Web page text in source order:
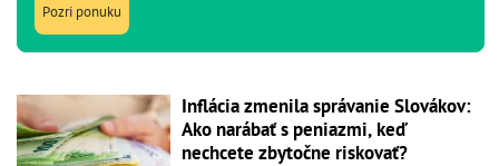
Pozri ponuku
Inflácia zmenila správanie Slovákov:
Ako narábať s peniazmi, keď
nechcete zbytočne riskovať?